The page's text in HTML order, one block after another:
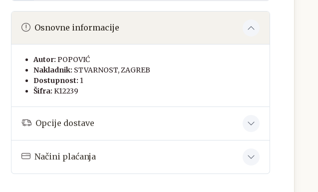
Osnovne informacije
Autor: POPOVIĆ
Nakladnik: STVARNOST, ZAGREB
Dostupnost: 1
Šifra: K12239
Opcije dostave
Načini plaćanja